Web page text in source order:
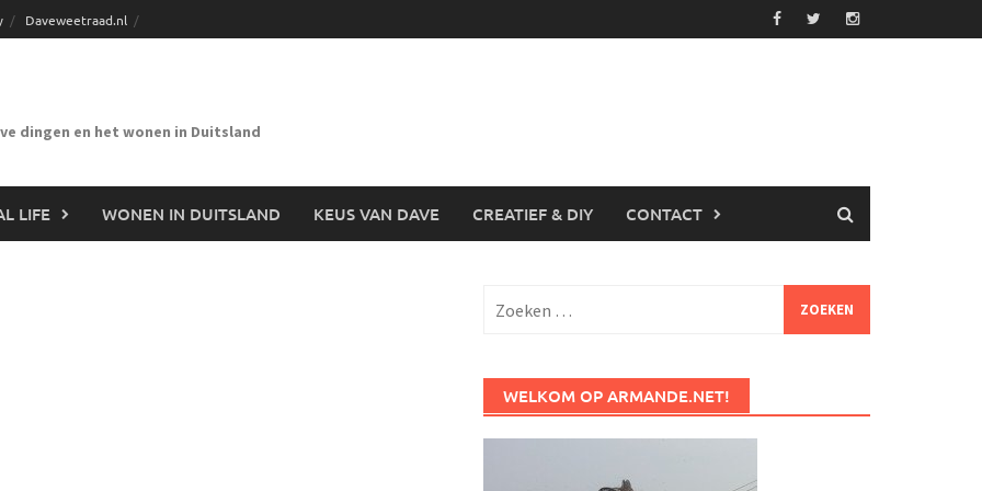
Daveweetraad.nl
dingen en het wonen in Duitsland
LIFE WONEN IN DUITSLAND KEUS VAN DAVE CREATIEF & DIY CONTACT
naar:
WELKOM OP ARMANDE.NET!